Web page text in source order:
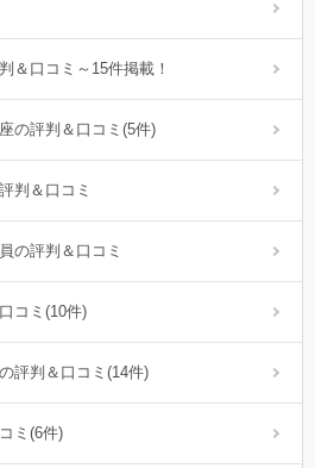
＆口コミ～15件掲載！
の評判＆口コミ(5件)
判＆口コミ
の評判＆口コミ
コミ(10件)
評判＆口コミ(14件)
ミ(6件)